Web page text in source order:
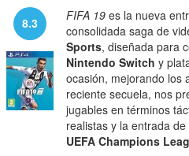
8.3 FIFA 19 es la nueva
consolidada saga de
Sports, diseñada para
Nintendo Switch y
ocasión, mejorando los
reciente secuela, nos
jugables en términos
realistas y la entrada
UEFA Champions